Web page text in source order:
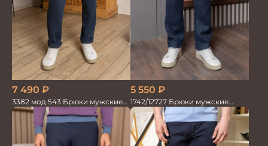
7 490 ₽
3382 мод.543 Брюки мужские
син.меланж трикотаж
5 550 ₽
1742/12727 Брюки мужские
100%лён син